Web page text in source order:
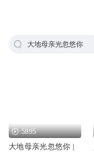
大地母亲光忽悠你
5895
大地母亲光忽悠你 |